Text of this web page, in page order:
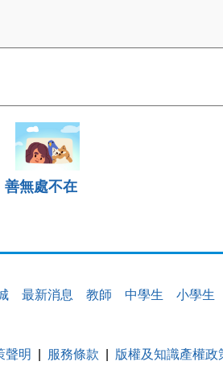
善無處不在
最新消息 教師 中學生 小學生
聲明 服務條款 版權及知識產權政